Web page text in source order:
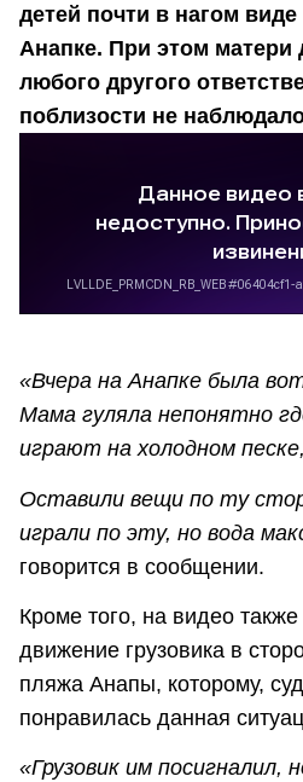
детей почти в нагом
Анапке. При этом матери
любого другого
поблизости не
«Вчера на Анапке была
Мама гуляла непонятно
играют на холодном
Оставили вещи по ту
играли по эту, но вода
говорится в сообщении.
Кроме того, на видео
движение грузовика в
пляжа Анапы, которому,
понравилась данная
«Грузовик им